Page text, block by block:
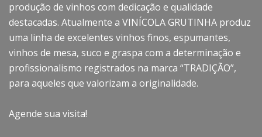
produção de vinhos com dedicação e qualidade
destacadas. Atualmente a VINÍCOLA GRUTINHA produz
uma linha de excelentes vinhos finos, espumantes,
vinhos de mesa, suco e graspa com a determinação e
profissionalismo registrados na marca “TRADIÇÃO”,
para aqueles que valorizam a originalidade.
Agende sua visita!